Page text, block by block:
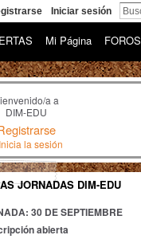
Iniciar sesión
Mi Página FOROS
a a
DIM-EDU
Inicia la sesión
JORNADAS DIM-EDU
30 DE SEPTIEMBRE
abierta